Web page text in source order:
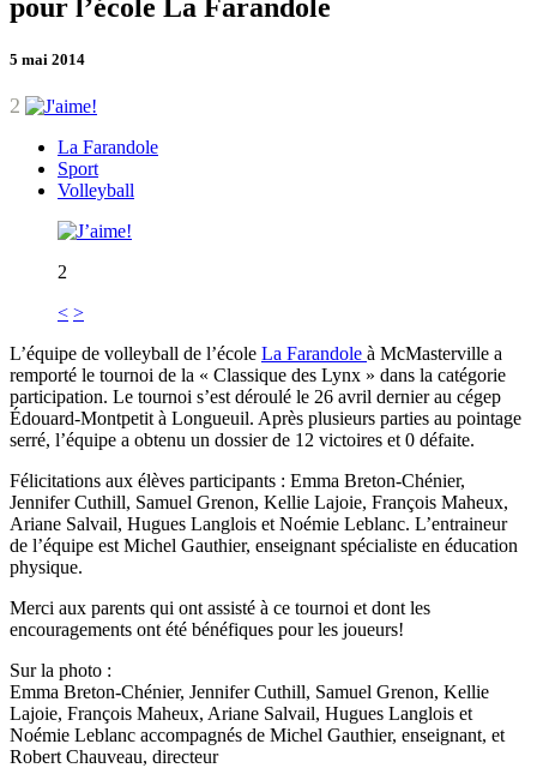
pour l’école La Farandole
5 mai 2014
2
La Farandole
Sport
Volleyball
2
< >
L’équipe de volleyball de l’école La Farandole à McMasterville a
remporté le tournoi de la « Classique des Lynx » dans la catégorie
participation. Le tournoi s’est déroulé le 26 avril dernier au cégep
Édouard-Montpetit à Longueuil. Après plusieurs parties au pointage
serré, l’équipe a obtenu un dossier de 12 victoires et 0 défaite.
Félicitations aux élèves participants : Emma Breton-Chénier,
Jennifer Cuthill, Samuel Grenon, Kellie Lajoie, François Maheux,
Ariane Salvail, Hugues Langlois et Noémie Leblanc. L’entraineur
de l’équipe est Michel Gauthier, enseignant spécialiste en éducation
physique.
Merci aux parents qui ont assisté à ce tournoi et dont les
encouragements ont été bénéfiques pour les joueurs!
Sur la photo :
Emma Breton-Chénier, Jennifer Cuthill, Samuel Grenon, Kellie
Lajoie, François Maheux, Ariane Salvail, Hugues Langlois et
Noémie Leblanc accompagnés de Michel Gauthier, enseignant, et
Robert Chauveau, directeur